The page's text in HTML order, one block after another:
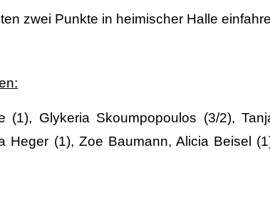
zwei Punkte in heimischer Halle
(1), Glykeria Skoumpopoulos (3/2),
Heger (1), Zoe Baumann, Alicia Beisel